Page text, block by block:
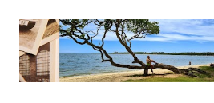
Pular para o